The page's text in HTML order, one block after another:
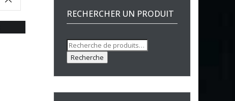
RECHERCHER UN PRODUIT
Recherche
pour :
Recherche